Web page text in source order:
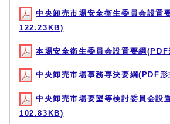
中央卸売市場安全衛生委員会設置
122.23KB)
本場安全衛生委員会設置要綱
中央卸売市場事務専決要綱(PDF
中央卸売市場要望等検討委員会設
102.83KB)